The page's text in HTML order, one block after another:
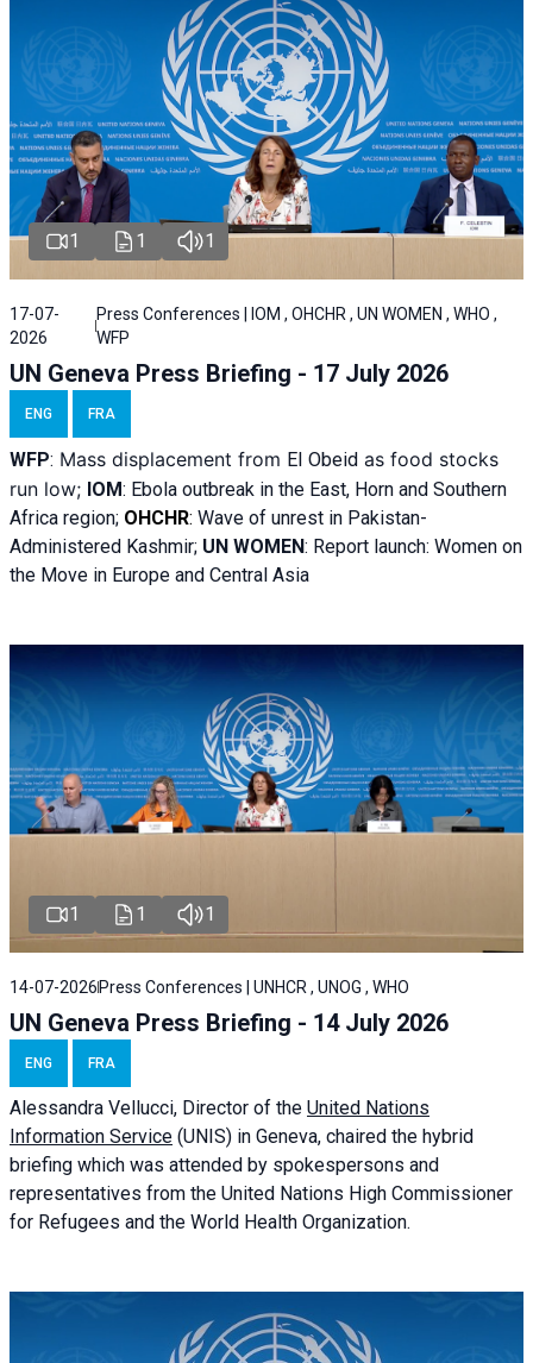
1 1 1
17-07-
2026
Press Conferences | IOM , OHCHR , UN WOMEN , WHO ,
WFP
UN Geneva Press Briefing - 17 July 2026
ENG FRA
WFP: Mass displacement from El Obeid as food stocks
run low; IOM: Ebola outbreak in the East, Horn and Southern
Africa region; OHCHR: Wave of unrest in Pakistan-
Administered Kashmir; UN WOMEN: Report launch: Women on
the Move in Europe and Central Asia
1 1 1
14-07-2026 Press Conferences | UNHCR , UNOG , WHO
UN Geneva Press Briefing - 14 July 2026
ENG FRA
Alessandra Vellucci, Director of the United Nations
Information Service (UNIS) in Geneva, chaired the hybrid
briefing which was attended by spokespersons and
representatives from the United Nations High Commissioner
for Refugees and the World Health Organization.